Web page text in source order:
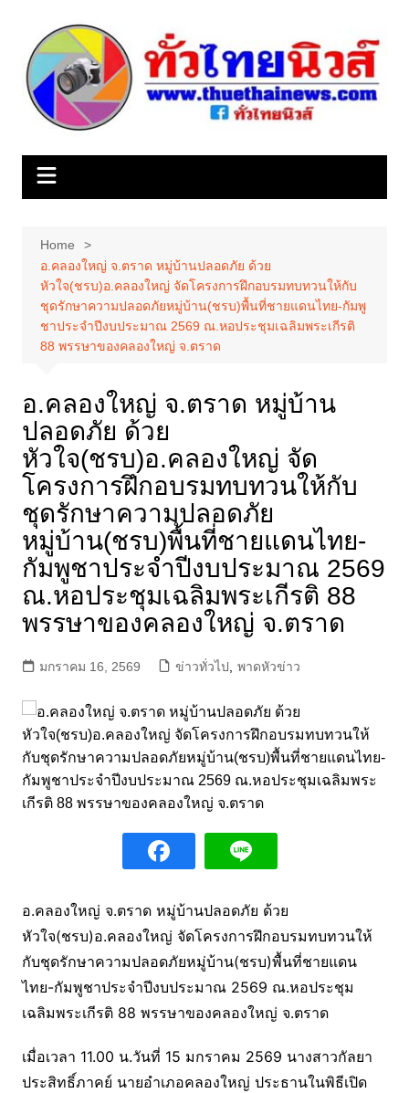
content
Home
อ.คลองใหญ่ จ.ตราด หมู่บ้านปลอดภัย ด้วย
หัวใจ(ชรบ)อ.คลองใหญ่ จัดโครงการฝึกอบรมทบทวนให้กับ
ชุดรักษาความปลอดภัยหมู่บ้าน(ชรบ)พื้นที่ชายแดนไทย-กัมพู
ชาประจําปีงบประมาณ 2569 ณ.หอประชุมเฉลิมพระเกีรติ
88 พรรษาของคลองใหญ่ จ.ตราด
อ.คลองใหญ่ จ.ตราด หมู่บ้าน
ปลอดภัย ด้วย
หัวใจ(ชรบ)อ.คลองใหญ่ จัด
โครงการฝึกอบรมทบทวนให้กับ
ชุดรักษาความปลอดภัย
หมู่บ้าน(ชรบ)พื้นที่ชายแดนไทย-
กัมพูชาประจําปีงบประมาณ 2569
ณ.หอประชุมเฉลิมพระเกีรติ 88
พรรษาของคลองใหญ่ จ.ตราด
มกราคม 16, 2569 ข่าวทั่วไป พาดหัวข่าว
อ.คลองใหญ่ จ.ตราด หมู่บ้านปลอดภัย ด้วย
หัวใจ(ชรบ)อ.คลองใหญ่ จัดโครงการฝึกอบรมทบทวนให้
กับชุดรักษาความปลอดภัยหมู่บ้าน(ชรบ)พื้นที่ชายแดน
ไทย-กัมพูชาประจําปีงบประมาณ 2569 ณ.หอประชุม
เฉลิมพระเกีรติ 88 พรรษาของคลองใหญ่ จ.ตราด
เมื่อเวลา 11.00 น.วันที่ 15 มกราคม 2569 นางสาวกัลยา
ประสิทธิ์ภาคย์ นายอําเภอคลองใหญ่ ประธานในพิธีเปิด